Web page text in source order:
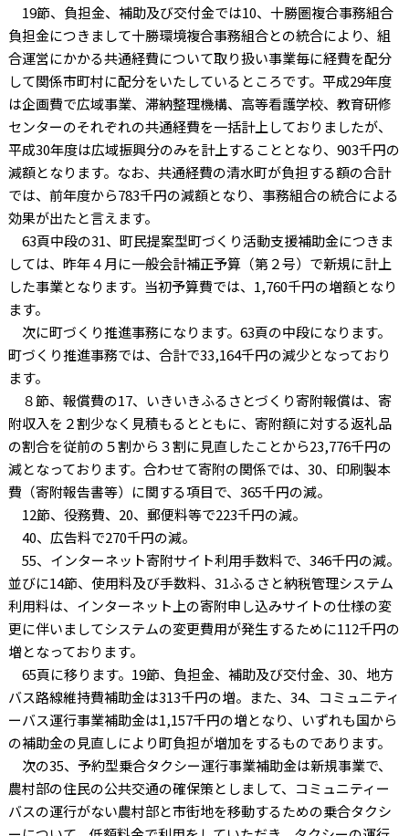
19節、負担金、補助及び交付金では10、十勝圏複合事務組合
負担金につきまして十勝環境複合事務組合との統合により、組
合運営にかかる共通経費について取り扱い事業毎に経費を配分
して関係市町村に配分をいたしているところです。平成29年度
は企画費で広域事業、滞納整理機構、高等看護学校、教育研修
センターのそれぞれの共通経費を一括計上しておりましたが、
平成30年度は広域振興分のみを計上することとなり、903千円の
減額となります。なお、共通経費の清水町が負担する額の合計
では、前年度から783千円の減額となり、事務組合の統合による
効果が出たと言えます。
63頁中段の31、町民提案型町づくり活動支援補助金につきま
しては、昨年４月に一般会計補正予算（第２号）で新規に計上
した事業となります。当初予算費では、1,760千円の増額となり
ます。
次に町づくり推進事務になります。63頁の中段になります。
町づくり推進事務では、合計で33,164千円の減少となっており
ます。
８節、報償費の17、いきいきふるさとづくり寄附報償は、寄
附収入を２割少なく見積もるとともに、寄附額に対する返礼品
の割合を従前の５割から３割に見直したことから23,776千円の
減となっております。合わせて寄附の関係では、30、印刷製本
費（寄附報告書等）に関する項目で、365千円の減。
12節、役務費、20、郵便料等で223千円の減。
40、広告料で270千円の減。
55、インターネット寄附サイト利用手数料で、346千円の減。
並びに14節、使用料及び手数料、31ふるさと納税管理システム
利用料は、インターネット上の寄附申し込みサイトの仕様の変
更に伴いましてシステムの変更費用が発生するために112千円の
増となっております。
65頁に移ります。19節、負担金、補助及び交付金、30、地方
バス路線維持費補助金は313千円の増。また、34、コミュニティ
ーバス運行事業補助金は1,157千円の増となり、いずれも国から
の補助金の見直しにより町負担が増加をするものであります。
次の35、予約型乗合タクシー運行事業補助金は新規事業で、
農村部の住民の公共交通の確保策としまして、コミュニティー
バスの運行がない農村部と市街地を移動するための乗合タクシ